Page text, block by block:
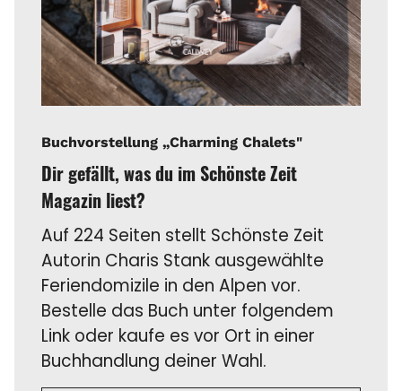
Buchvorstellung „Charming Chalets"
Dir gefällt, was du im Schönste Zeit
Magazin liest?
Auf 224 Seiten stellt Schönste Zeit
Autorin Charis Stank ausgewählte
Feriendomizile in den Alpen vor.
Bestelle das Buch unter folgendem
Link oder kaufe es vor Ort in einer
Buchhandlung deiner Wahl.